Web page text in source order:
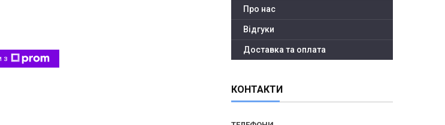
з
Про нас
Відгуки
Доставка та оплата
КОНТАКТИ